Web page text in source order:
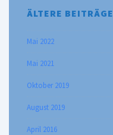
ÄLTERE BEITRÄGE
Mai 2022
Mai 2021
Oktober 2019
August 2019
April 2016